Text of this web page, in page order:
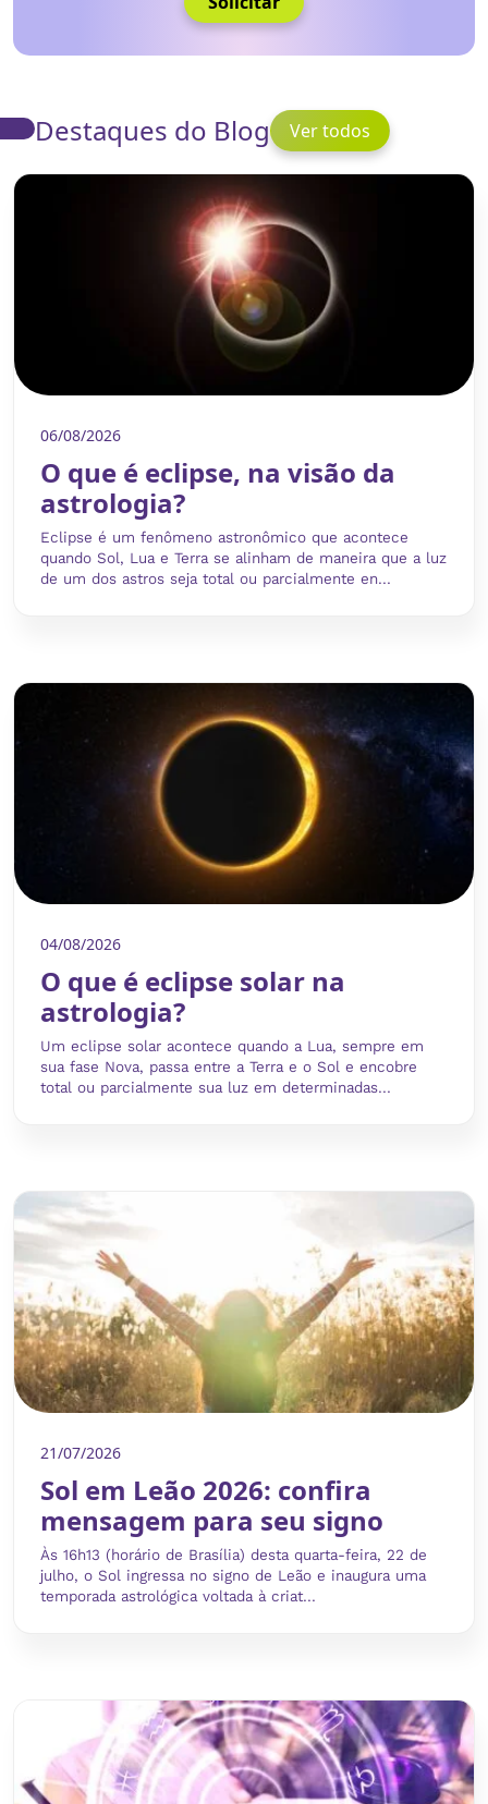
Destaques do Blog Ver todos
06/08/2026
O que é eclipse, na visão da
astrologia?
Eclipse é um fenômeno astronômico que acontece
quando Sol, Lua e Terra se alinham de maneira que a luz
de um dos astros seja total ou parcialmente en...
04/08/2026
O que é eclipse solar na
astrologia?
Um eclipse solar acontece quando a Lua, sempre em
sua fase Nova, passa entre a Terra e o Sol e encobre
total ou parcialmente sua luz em determinadas...
21/07/2026
Sol em Leão 2026: confira
mensagem para seu signo
Às 16h13 (horário de Brasília) desta quarta-feira, 22 de
julho, o Sol ingressa no signo de Leão e inaugura uma
temporada astrológica voltada à criat...